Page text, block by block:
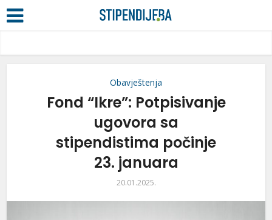
Obavještenja
Fond “Ikre”: Potpisivanje
ugovora sa
stipendistima počinje
23. januara
20.01.2025.